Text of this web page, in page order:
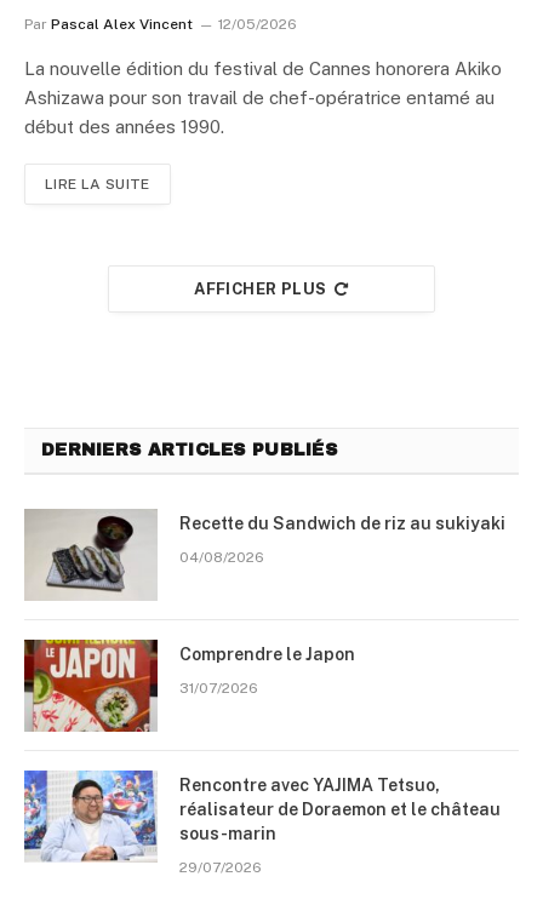
Par Pascal Alex Vincent 12/05/2026
La nouvelle édition du festival de Cannes honorera Akiko
Ashizawa pour son travail de chef-opératrice entamé au
début des années 1990.
LIRE LA SUITE
AFFICHER PLUS
DERNIERS ARTICLES PUBLIÉS
Recette du Sandwich de riz au sukiyaki
04/08/2026
Comprendre le Japon
31/07/2026
Rencontre avec YAJIMA Tetsuo,
réalisateur de Doraemon et le château
sous-marin
29/07/2026